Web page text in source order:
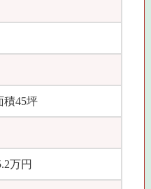
積45坪
万円